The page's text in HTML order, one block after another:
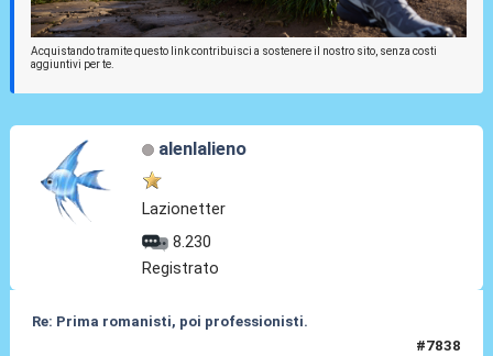
Acquistando tramite questo link contribuisci a sostenere il nostro sito, senza costi
aggiuntivi per te.
alenlalieno
Lazionetter
8.230
Registrato
Re: Prima romanisti, poi professionisti.
#7838